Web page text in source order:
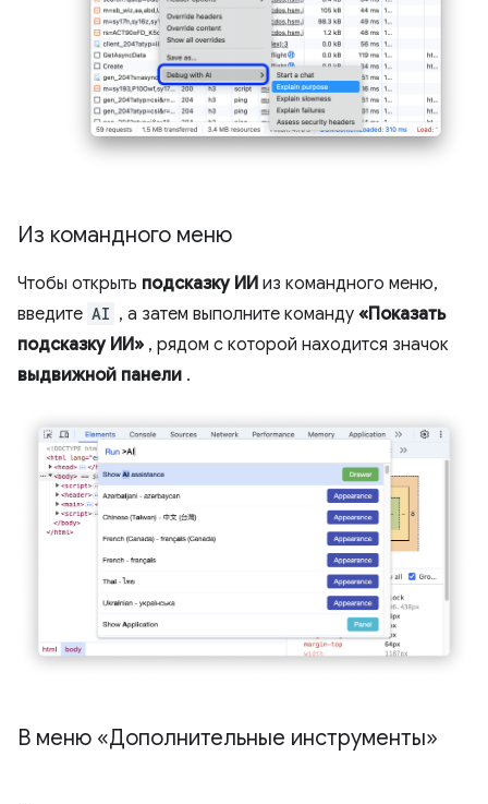
Из командного меню
Чтобы открыть подсказку ИИ из командного меню,
введите AI , а затем выполните команду «Показать
подсказку ИИ» , рядом с которой находится значок
выдвижной панели .
В меню «Дополнительные инструменты»